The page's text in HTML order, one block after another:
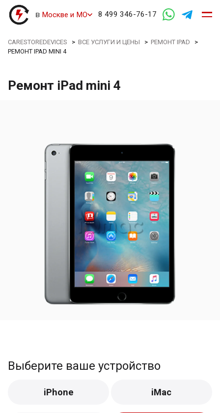
в Москве и МО 8 499 346-76-17
CARESTOREDEVICES >ВСЕ УСЛУГИ И ЦЕНЫ >РЕМОНТ IPAD >
РЕМОНТ IPAD MINI 4
Ремонт iPad mini 4
Выберите ваше устройство
iPhone iMac